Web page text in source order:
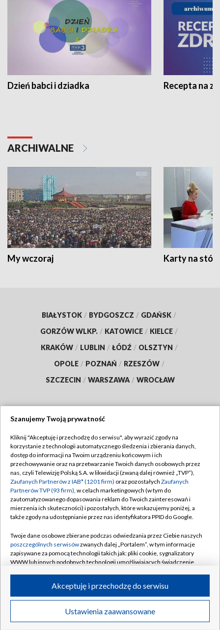
Dzień babci i dziadka Recepta na
ARCHIWALNE
My wczoraj Karty na
BIAŁYSTOK / BYDGOSZCZ / GDAŃSK /
GORZÓW WLKP. / KATOWICE / KIELCE /
KRAKÓW / LUBLIN / ŁÓDŹ / OLSZTYN /
OPOLE / POZNAŃ / RZESZÓW /
SZCZECIN / WARSZAWA / WROCŁAW
TVP
Abonament TVP
Emisja w TVP
Centrum informacji TVP
Naziemna Telewizja Cyfrowa
Rada Programowa
System NOS
Informacje o nadawcy
Program dla prasy
Ogłoszenie przetargowe
Regulamin TVP
Polityka prywatności
Moje zgody
Pomoc
Kontakt
Kanały
©2026 Telewizja Polska S.A. w likwidacji
Szanujemy Twoją prywatność
Kliknij "Akceptuję i przechodzę do serwisu", aby wyrazić zgody na
korzystanie z technologii automatycznego śledzenia i zbierania danych,
dostęp do informacji na Twoim urządzeniu końcowym i ich
przechowywanie oraz na przetwarzanie Twoich danych osobowych przez
nas, czyli Telewizję Polską S.A. w likwidacji (zwaną dalej również „TVP”),
Zaufanych Partnerów z IAB* (1201 firm) oraz pozostałych Zaufanych
Partnerów TVP (93 firm), w celach marketingowych (w tym do
zautomatyzowanego dopasowania reklam do Twoich zainteresowań i
mierzenia ich skuteczności) i pozostałych, które wskazujemy poniżej, a
także zgody na udostępnianie przez nas identyfikatora PPID do Google.
Twoje dane osobowe zbierane podczas odwiedzania przez Ciebie naszych
poszczególnych serwisówzwanych dalej „Portalem”, w tym informacje
zapisywane za pomocą technologii takich jak: pliki cookie, sygnalizatory
WWW lub innych podobnych technologii umożliwiających świadczenie
ruchu w Internecie.
Twoje dane osobowe zbierane podczas odwiedzania przez Ciebie
poszczególnych serwisówna Portalu, takie jak adresy IP, identyfikatory
Ustawienia zaawansowane
Akceptuję i przechodzę do serwisu